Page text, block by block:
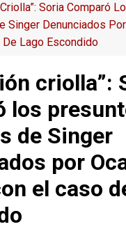
Soria Comparó
Singer Denunciados
De Lago Escondido
criolla”:
los
de Singer
por
el caso